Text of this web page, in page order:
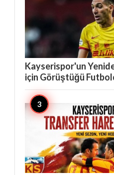
Kayserispor'un
için Görüştüğü